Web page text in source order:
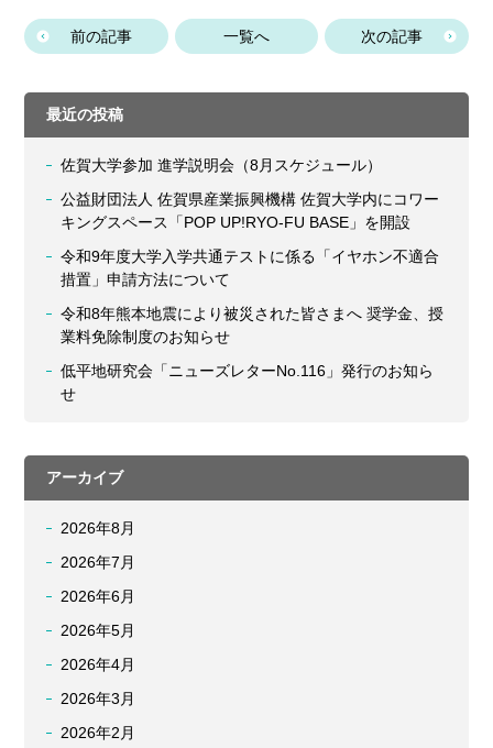
前の記事 一覧へ 次の記事
最近の投稿
佐賀大学参加 進学説明会（8月スケジュール）
公益財団法人 佐賀県産業振興機構 佐賀大学内にコワー
キングスペース「POP UP!RYO-FU BASE」を開設
令和9年度大学入学共通テストに係る「イヤホン不適合
措置」申請方法について
令和8年熊本地震により被災された皆さまへ 奨学金、授
業料免除制度のお知らせ
低平地研究会「ニューズレターNo.116」発行のお知ら
せ
アーカイブ
2026年8月
2026年7月
2026年6月
2026年5月
2026年4月
2026年3月
2026年2月